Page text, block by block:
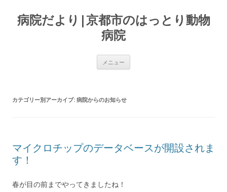
病院だより|京都市のはっとり動物
病院
メニュー
カテゴリー別アーカイブ: 病院からのお知らせ
マイクロチップのデータベースが開設されま
す！
春が目の前までやってきましたね！